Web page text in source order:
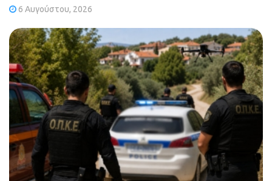
6 Αυγούστου, 2026